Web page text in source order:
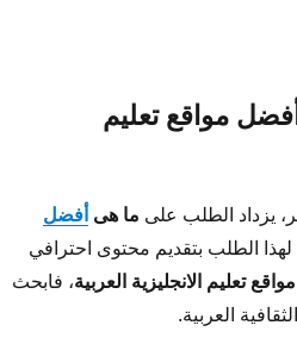
مواقع تعليم
يزداد الطلب على ما هى أفضل
الطلب بتقديم محتوى احترافي
تعليم الانجليزية العربية، فابحث
العربية.